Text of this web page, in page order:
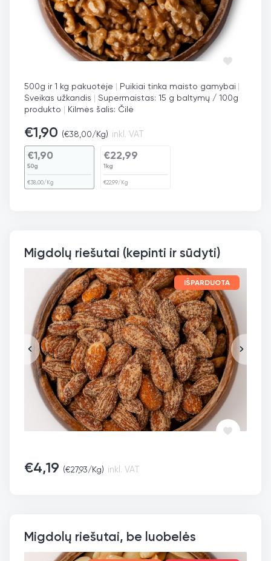
500g ir 1 kg pakuotėje | Puikiai tinka maisto gamybai |
Sveikas užkandis | Supermaistas: 15 g baltymų / 100g
produkto | Kilmės šalis: Čilė
€1,90 (€38,00/Kg) inkl. VAT
€1,90
50g
€38,00/Kg
€22,99
1kg
€22,99/Kg
Migdolų riešutai (kepinti ir sūdyti)
IŠPARDUOTA
€4,19 (€27,93/Kg) inkl. VAT
Migdolų riešutai, be luobelės